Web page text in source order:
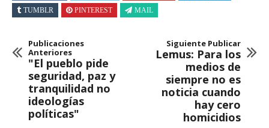
TUMBLR
PINTEREST MAIL
Publicaciones
Anteriores
"El pueblo pide
seguridad, paz y
tranquilidad no
ideologías
políticas"
Siguiente Publicar
Lemus: Para los
medios de
siempre no es
noticia cuando
hay cero
homicidios